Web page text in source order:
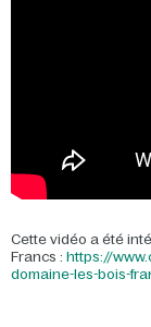
Cette vidéo a été
Francs : https://
domaine-les-bois-